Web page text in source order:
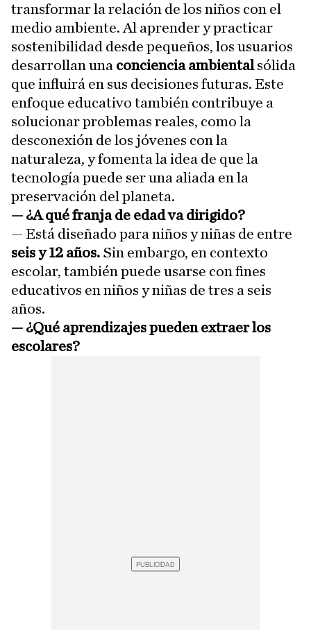
transformar la relación de los niños con el
medio ambiente. Al aprender y practicar
sostenibilidad desde pequeños, los usuarios
desarrollan una conciencia ambientalsólida
que influirá en sus decisiones futuras. Este
enfoque educativo también contribuye a
solucionar problemas reales, como la
desconexión de los jóvenes con la
naturaleza, y fomenta la idea de que la
tecnología puede ser una aliada en la
preservación del planeta.
— ¿A qué franja de edad va dirigido?
— Está diseñado para niños y niñas de entre
seis y 12 años. Sin embargo, en contexto
escolar, también puede usarse con fines
educativos en niños y niñas de tres a seis
años.
— ¿Qué aprendizajes pueden extraer los
escolares?